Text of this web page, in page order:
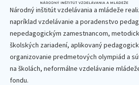
Národný inštitút vzdelávania a mládeže
napríklad vzdelávanie a poradenstvo
nepedagogickým zamestnancom,
školských zariadení, aplikovaný
organizovanie predmetových olympiád a
na školách, neformálne vzdelávanie
fondu.